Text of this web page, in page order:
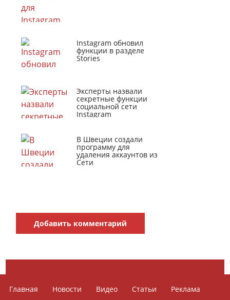
Instagram обновил
функции в разделе
Stories
Эксперты назвали
секретные функции
социальной сети
Instagram
В Швеции создали
программу для
удаления аккаунтов из
Сети
Добавить комментарий
Главная Новости Видео Статьи Реклама